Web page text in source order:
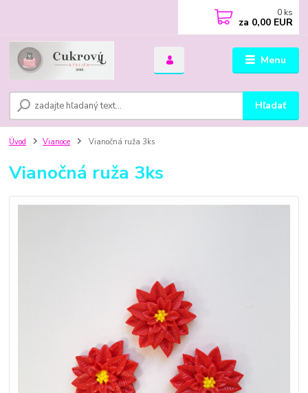
Menu
Hľadať
0 ks
za 0,00 EUR
Úvod Vianoce Vianočná ruža 3ks
Vianočná ruža 3ks